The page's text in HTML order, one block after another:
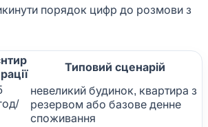
порядок цифр до розмови з
Типовий сценарій
невеликий будинок, квартира з
резервом або базове денне
споживання